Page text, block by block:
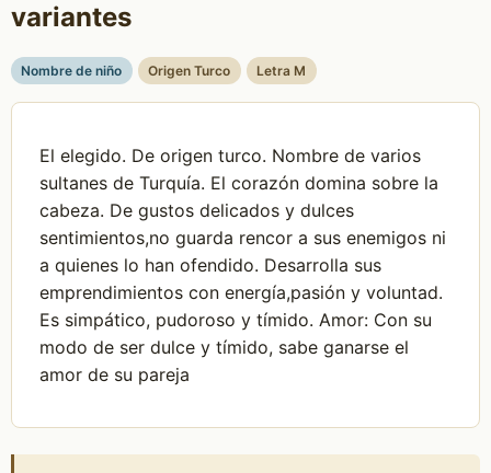
variantes
Nombre de niño Origen Turco Letra M
El elegido. De origen turco. Nombre de varios
sultanes de Turquía. El corazón domina sobre la
cabeza. De gustos delicados y dulces
sentimientos,no guarda rencor a sus enemigos ni
a quienes lo han ofendido. Desarrolla sus
emprendimientos con energía,pasión y voluntad.
Es simpático, pudoroso y tímido. Amor: Con su
modo de ser dulce y tímido, sabe ganarse el
amor de su pareja